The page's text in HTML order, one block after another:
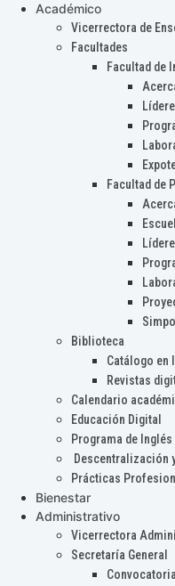
Académico
Vicerrectora de
Facultades
Facultad de
Facultad de
Biblioteca
Catálogo en
Revistas
Calendario
Educación Digital
Programa de Inglés
Descentralización
Prácticas
Bienestar
Administrativo
Vicerrectora
Secretaría General